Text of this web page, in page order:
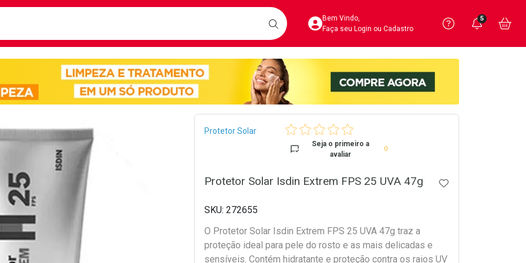
BUSCARAcesse sua Conta
Bem Vindo,
Faça seu Login ou Cadastro
Precisa
Ver Recursos
Você
5
Breadcrumb
Protetor Solar
Seja o primeiro a
avaliar
0
Protetor Solar Isdin Extrem FPS 25 UVA 47g ADICIONAR AOS
272655
O Protetor Solar Isdin Extrem FPS 25 UVA 47g traz a
proteção ideal para pele do rosto e as mais delicadas e
sensíveis. Contém hidratante e proteção contra os raios UV